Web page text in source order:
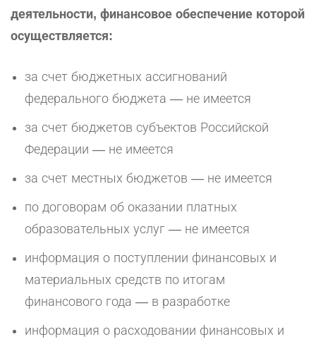
деятельности, финансовое обеспечение которой
осуществляется:
за счет бюджетных ассигнований
федерального бюджета — не имеется
за счет бюджетов субъектов Российской
Федерации — не имеется
за счет местных бюджетов — не имеется
по договорам об оказании платных
образовательных услуг — не имеется
информация о поступлении финансовых и
материальных средств по итогам
финансового года — в разработке
информация о расходовании финансовых и